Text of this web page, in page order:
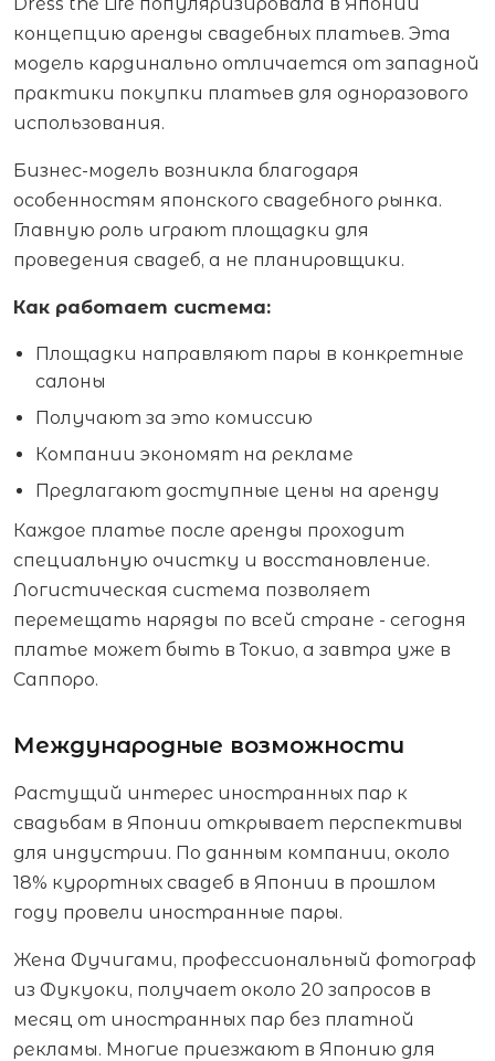
концепцию аренды свадебных платьев. Эта
модель кардинально отличается от западной
практики покупки платьев для одноразового
использования.
Бизнес-модель возникла благодаря
особенностям японского свадебного рынка.
Главную роль играют площадки для
проведения свадеб, а не планировщики.
Как работает система:
Площадки направляют пары в конкретные
салоны
Получают за это комиссию
Компании экономят на рекламе
Предлагают доступные цены на аренду
Каждое платье после аренды проходит
специальную очистку и восстановление.
Логистическая система позволяет
перемещать наряды по всей стране - сегодня
платье может быть в Токио, а завтра уже в
Саппоро.
Международные возможности
Растущий интерес иностранных пар к
свадьбам в Японии открывает перспективы
для индустрии. По данным компании, около
18% курортных свадеб в Японии в прошлом
году провели иностранные пары.
Жена Фучигами, профессиональный фотограф
из Фукуоки, получает около 20 запросов в
месяц от иностранных пар без платной
рекламы. Многие приезжают в Японию для